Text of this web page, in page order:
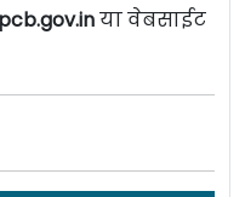
या वेबसाईट